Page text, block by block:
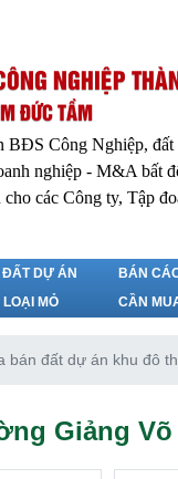
NGHIỆP
ĐỨC TẦM
BĐS Công Nghiệp, đất
nghiệp - M&A bất
các Công ty, Tập
DỰ ÁN
MỎ
BÁN
CẦN
bán đất dự án khu đô
Giảng Võ